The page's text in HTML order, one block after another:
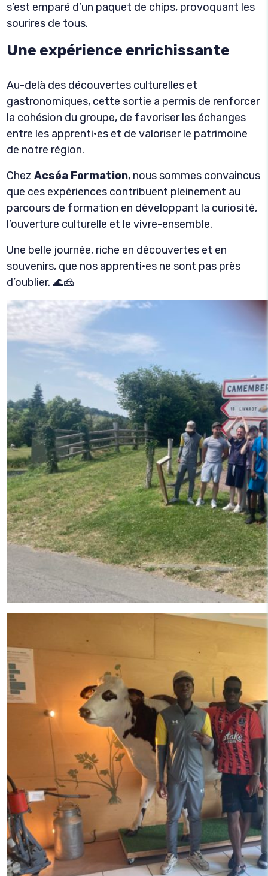
s’est emparé d’un paquet de chips, provoquant les
sourires de tous.
Une expérience enrichissante
Au-delà des découvertes culturelles et
gastronomiques, cette sortie a permis de renforcer
la cohésion du groupe, de favoriser les échanges
entre les apprenti·es et de valoriser le patrimoine
de notre région.
ChezAcséa Formation, nous sommes convaincus
que ces expériences contribuent pleinement au
parcours de formation en développant la curiosité,
l’ouverture culturelle et le vivre-ensemble.
Une belle journée, riche en découvertes et en
souvenirs, que nos apprenti·es ne sont pas près
d’oublier. 🌊🧀